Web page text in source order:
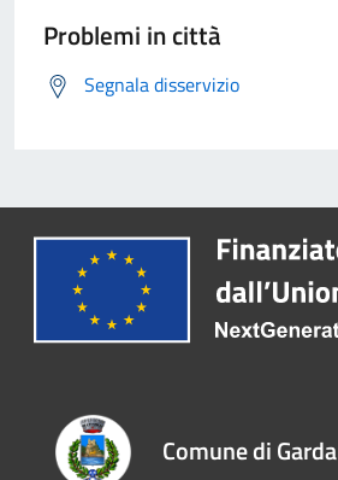
Problemi in città
Segnala disservizio
Comune di Garda